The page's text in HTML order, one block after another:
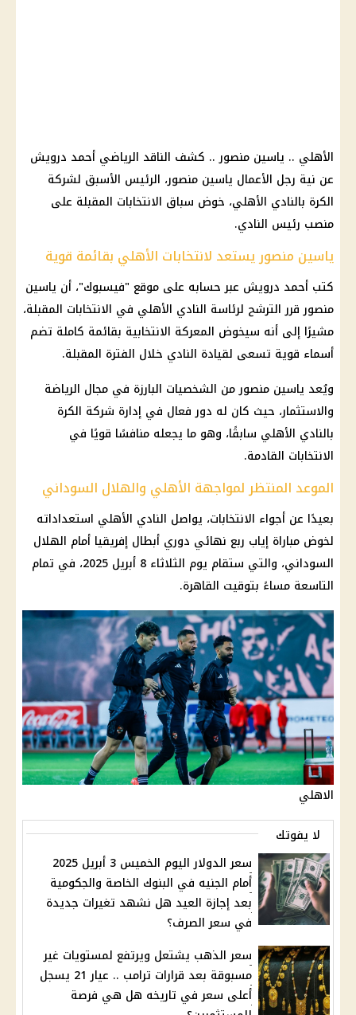
الأهلي .. ياسين منصور .. كشف الناقد الرياضي أحمد درويش
عن نية رجل الأعمال ياسين منصور، الرئيس الأسبق لشركة
الكرة بالنادي الأهلي، خوض سباق الانتخابات المقبلة على
منصب رئيس النادي.
ياسين منصور يستعد لانتخابات الأهلي بقائمة قوية
كتب أحمد درويش عبر حسابه على موقع "فيسبوك"، أن ياسين
منصور قرر الترشح لرئاسة النادي الأهلي في الانتخابات المقبلة،
مشيرًا إلى أنه سيخوض المعركة الانتخابية بقائمة كاملة تضم
أسماء قوية تسعى لقيادة النادي خلال الفترة المقبلة.
ويُعد ياسين منصور من الشخصيات البارزة في مجال الرياضة
والاستثمار، حيث كان له دور فعال في إدارة شركة الكرة
بالنادي الأهلي سابقًا، وهو ما يجعله منافسًا قويًا في
الانتخابات القادمة.
الموعد المنتظر لمواجهة الأهلي والهلال السوداني
بعيدًا عن أجواء الانتخابات، يواصل النادي الأهلي استعداداته
لخوض مباراة إياب ربع نهائي دوري أبطال إفريقيا أمام الهلال
السوداني، والتي ستقام يوم الثلاثاء 8 أبريل 2025، في تمام
التاسعة مساءً بتوقيت القاهرة.
الاهلي
لا يفوتك
سعر الدولار اليوم الخميس 3 أبريل 2025
أمام الجنيه في البنوك الخاصة والجكومية
بعد إجازة العيد هل نشهد تغيرات جديدة
في سعر الصرف؟
سعر الذهب يشتعل ويرتفع لمستويات غير
مسبوقة بعد قرارات ترامب .. عيار 21 يسجل
أعلى سعر في تاريخه هل هي فرصة